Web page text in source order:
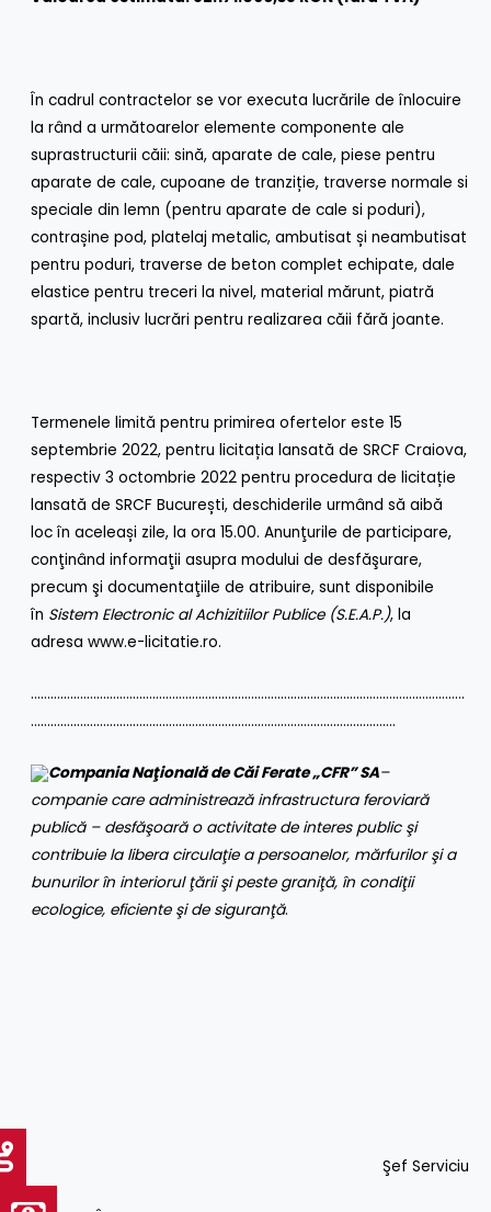
În cadrul contractelor se vor executa lucrările de înlocuire
la rând a următoarelor elemente componente ale
suprastructurii căii: sină, aparate de cale, piese pentru
aparate de cale, cupoane de tranziție, traverse normale si
speciale din lemn (pentru aparate de cale si poduri),
contrașine pod, platelaj metalic, ambutisat și neambutisat
pentru poduri, traverse de beton complet echipate, dale
elastice pentru treceri la nivel, material mărunt, piatră
spartă, inclusiv lucrări pentru realizarea căii fără joante.
Termenele limită pentru primirea ofertelor este 15
septembrie 2022, pentru licitația lansată de SRCF Craiova,
respectiv 3 octombrie 2022 pentru procedura de licitație
lansată de SRCF București, deschiderile urmând să aibă
loc în aceleași zile, la ora 15.00. Anunţurile de participare,
conţinând informaţii asupra modului de desfăşurare,
precum şi documentaţiile de atribuire, sunt disponibile
în Sistem Electronic al Achizitiilor Publice (S.E.A.P.), la
adresawww.e-licitatie.ro.
……………………………………………………………………………………………………………………
…………………………………………………………………………………………………
Compania Naţională de Căi Ferate „CFR” SA–
companie care administrează infrastructura feroviară
publică – desfăşoară o activitate de interes public şi
contribuie la libera circulaţie a persoanelor, mărfurilor şi a
bunurilor în interiorul ţării şi peste graniţă, în condiţii
ecologice, eficiente şi de siguranţă.
Şef Serviciu